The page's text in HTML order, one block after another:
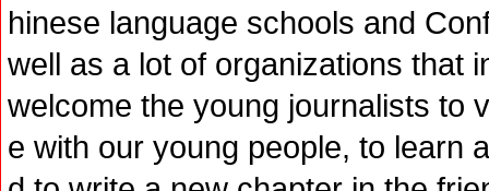
hinese language schools and
well as a lot of organizations that
welcome the young journalists to
e with our young people, to learn